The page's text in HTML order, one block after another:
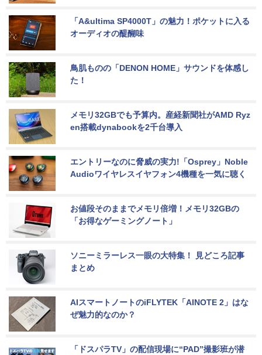
「A&ultima SP4000T」の魅力！ポケットに入る
オーディオの醍醐味
鳥肌ものの「DENON HOME」サウンドを体感し
た！
メモリ32GBでも予算内。産経新聞社がAMD Ryz
en搭載dynabookを2千台導入
エントリーなのに脅威の実力!「Osprey」Noble
Audioワイヤレスイヤフォン4機種を一気に聴く
お値段そのままでメモリ倍増！メモリ32GBの
「お得なゲーミングノート」
ソニーミラーレス一眼の大特集！ 見どころ記事
まとめ
AIスマートノートのiFLYTEK「AINOTE 2」はな
ぜ魅力的なのか？
「ドスパラTV」の配信現場に“PAD”撮影班が潜